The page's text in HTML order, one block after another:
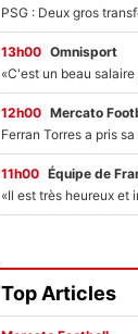
13h00 Omnisport
12h00 Mercato
11h00 Équipe de
Top Articles